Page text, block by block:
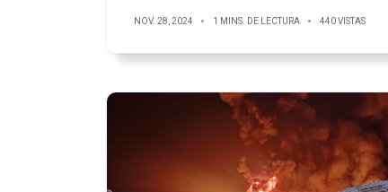
NOV. 28, 2024 1 MINS. DE LECTURA 440 VISTAS